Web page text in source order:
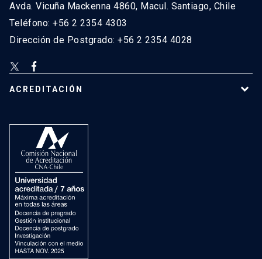
Avda. Vicuña Mackenna 4860, Macul. Santiago, Chile
Teléfono: +56 2 2354 4303
Dirección de Postgrado: +56 2 2354 4028
ACREDITACIÓN